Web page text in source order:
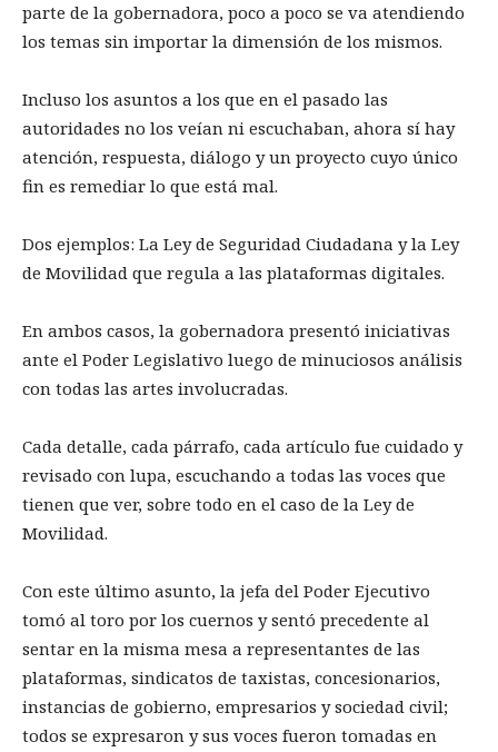
parte de la gobernadora, poco a poco se va atendiendo
los temas sin importar la dimensión de los mismos.
Incluso los asuntos a los que en el pasado las
autoridades no los veían ni escuchaban, ahora sí hay
atención, respuesta, diálogo y un proyecto cuyo único
fin es remediar lo que está mal.
Dos ejemplos: La Ley de Seguridad Ciudadana y la Ley
de Movilidad que regula a las plataformas digitales.
En ambos casos, la gobernadora presentó iniciativas
ante el Poder Legislativo luego de minuciosos análisis
con todas las artes involucradas.
Cada detalle, cada párrafo, cada artículo fue cuidado y
revisado con lupa, escuchando a todas las voces que
tienen que ver, sobre todo en el caso de la Ley de
Movilidad.
Con este último asunto, la jefa del Poder Ejecutivo
tomó al toro por los cuernos y sentó precedente al
sentar en la misma mesa a representantes de las
plataformas, sindicatos de taxistas, concesionarios,
instancias de gobierno, empresarios y sociedad civil;
todos se expresaron y sus voces fueron tomadas en